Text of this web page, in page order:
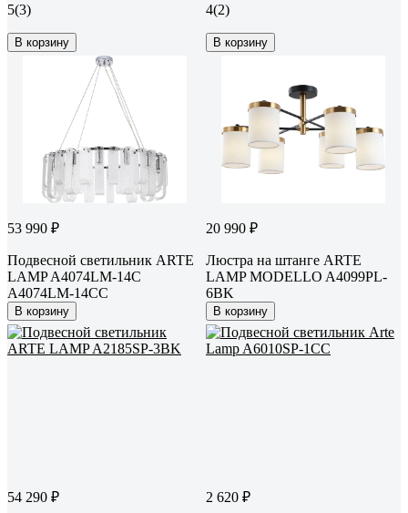
5(3)
В корзину
4(2)
В корзину
53 990 ₽
Подвесной светильник ARTE
LAMP A4074LM-14C
A4074LM-14CC
В корзину
20 990 ₽
Люстра на штанге ARTE
LAMP MODELLO A4099PL-
6BK
В корзину
54 290 ₽ 2 620 ₽